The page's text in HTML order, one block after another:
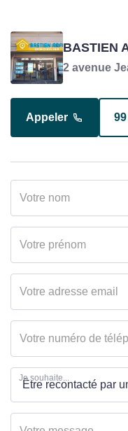
SAINT-
Appeler
BASTIEN
2 avenue
Appeler
Je souhaite...